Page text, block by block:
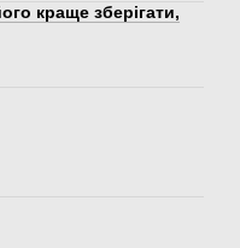
краще зберігати,